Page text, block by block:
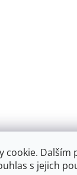
cookie. Dalším
s jejich
Záruka